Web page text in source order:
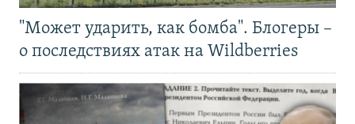
"Может ударить, как бомба". Блогеры –
о последствиях атак на Wildberries